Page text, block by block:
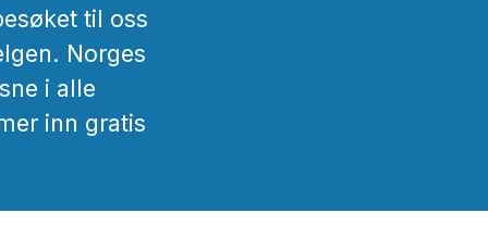
til oss
Norges
i alle
inn gratis